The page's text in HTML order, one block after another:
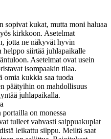
sopivat kukat, mutta moni haluaa
kirkkoon. Asetelmat
jotta ne näkyvät hyvin
helppo siirtää juhlapaikalle
Asetelmat ovat usein
isompaakin tilaa.
omia kukkia saa tuoda
päätyihin on mahdollisuus
juhlapaikalla.
on monessa
tulleet vahvasti saippuakuplat
leikattu silppu. Meiltä saat